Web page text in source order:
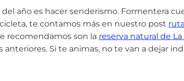
año es hacer senderismo. Formentera
te contamos más en nuestro post
recomendamos son la reserva natural de La
Si te animas, no te van a dejar